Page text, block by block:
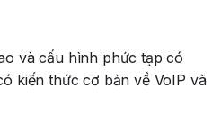
và cấu hình phức tạp có
kiến thức cơ bản về VoIP và